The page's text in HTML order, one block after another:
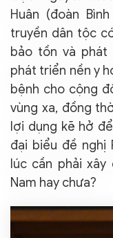
Huân (đoàn
truyền dân tộc
bảo tồn và phát
phát triển nền y
bệnh cho cộng
vùng xa, đồng
lợi dụng kẽ hở
đại biểu đề nghị
lúc cần phải
Nam hay chưa?